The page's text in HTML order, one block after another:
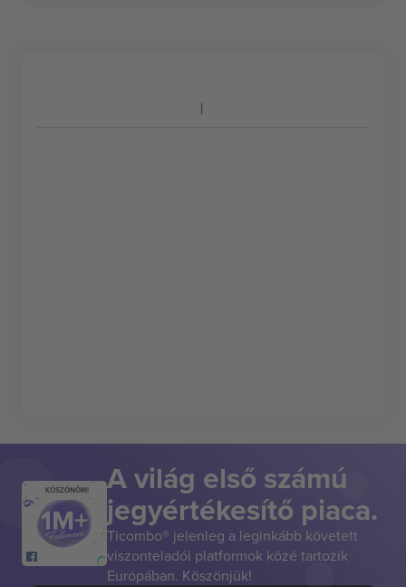
KÖSZÖNÖM! A világ első számú
jegyértékesítő piaca.
Ticombo® jelenleg a leginkább követett
viszonteladói platformok közé tartozik
Európában. Köszönjük!